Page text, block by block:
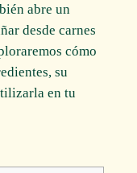
abre un
desde carnes
cómo
su
en tu